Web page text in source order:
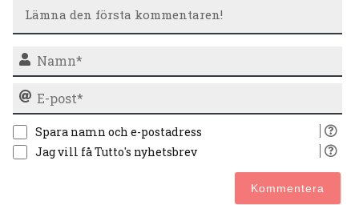
Spara namn och e-postadress
Jag vill få Tutto's nyhetsbrev